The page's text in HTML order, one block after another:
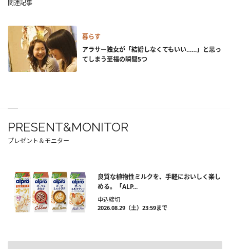
関連記事
暮らす
アラサー独女が「結婚しなくてもいい……」と思っ
てしまう至福の瞬間5つ
PRESENT&MONITOR
プレゼント＆モニター
良質な植物性ミルクを、手軽においしく楽し
める。「ALP...
申込締切
2026.08.29（土）23:59まで